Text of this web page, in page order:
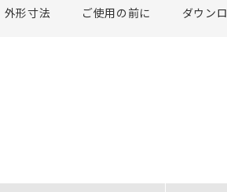
外形寸法 ご使用の前に ダウン